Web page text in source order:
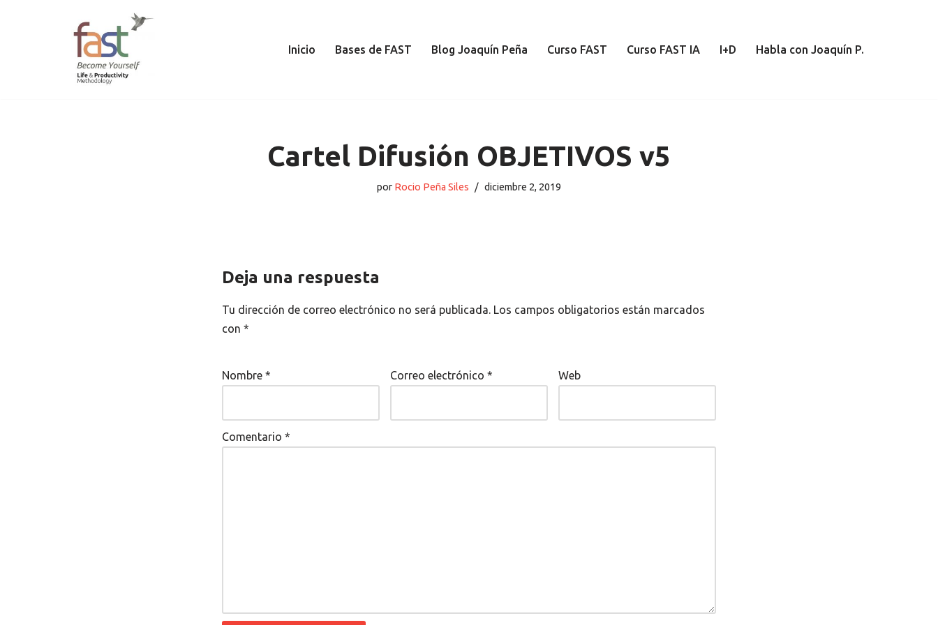
Inicio Bases de FAST Blog Joaquín Peña Curso FAST Curso FAST IA I+D Habla con Joaquín P.
Cartel Difusión OBJETIVOS v5
por Rocio Peña Siles diciembre 2, 2019
Deja una respuesta
Tu dirección de correo electrónico no será publicada. Los campos obligatorios están marcados
con *
Nombre * Correo electrónico * Web
Comentario *